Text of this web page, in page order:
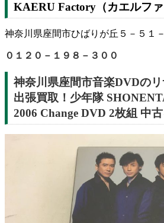
KAERU Factory（カエルファ
神奈川県座間市ひばりが丘５－５１
０１２０－１９８－３００
神奈川県座間市音楽DVDの
出張買取！少年隊
2006 Change DVD 2枚組 中